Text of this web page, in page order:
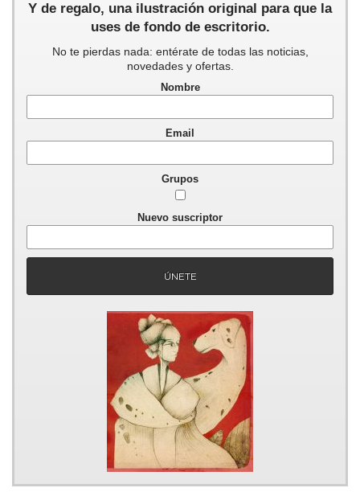
Y de regalo, una ilustración original para que la
uses de fondo de escritorio.
No te pierdas nada: entérate de todas las noticias,
novedades y ofertas.
Nombre
Email
Grupos
Nuevo suscriptor